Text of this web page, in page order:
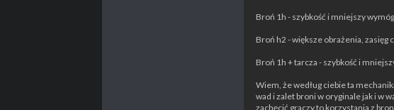
Broń 1h - szybkość i mniejszy
Broń h2 - większe obrażenia,
Broń 1h + tarcza - szybkość i
Wiem, że według ciebie ta
wad i zalet broni w oryginale jak i w
zachęcić graczy to korzystania z